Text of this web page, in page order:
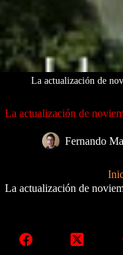
La actualización de
La actualización de
Fernando
La actualización de